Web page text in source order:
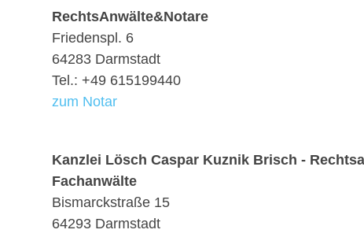
RechtsAnwälte&Notare
Friedenspl. 6
64283 Darmstadt
Tel.: +49 615199440
zum Notar
Kanzlei Lösch Caspar Kuznik Brisch -
Fachanwälte
Bismarckstraße 15
64293 Darmstadt